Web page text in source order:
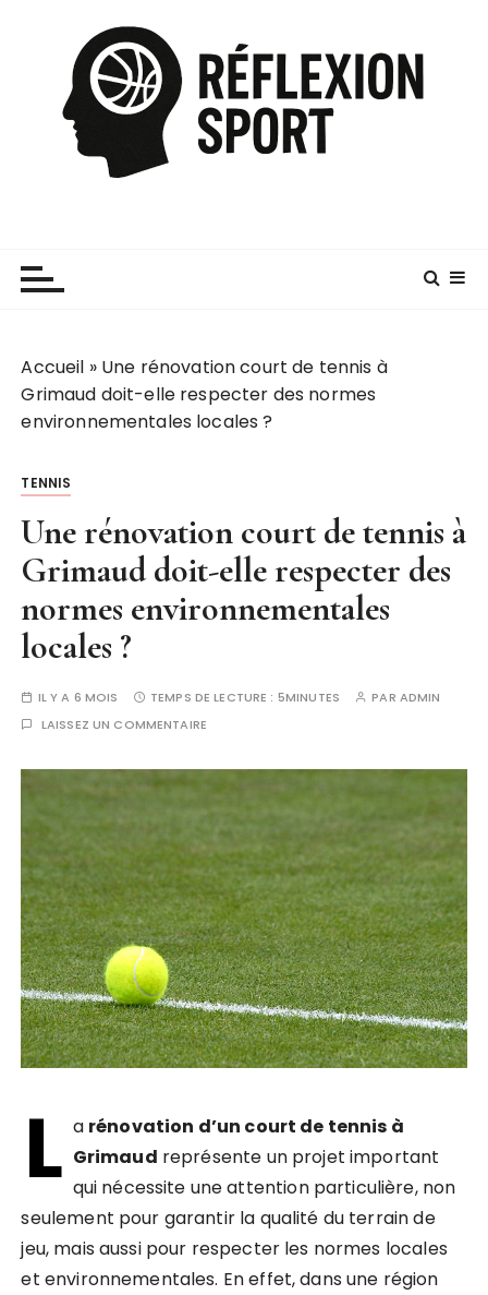
Accueil » Une rénovation court de tennis à
Grimaud doit-elle respecter des normes
environnementales locales ?
TENNIS
Une rénovation court de tennis à
Grimaud doit-elle respecter des
normes environnementales
locales ?
IL Y A 6 MOIS TEMPS DE LECTURE : 5MINUTES PAR ADMIN
LAISSEZ UN COMMENTAIRE
L a rénovation d’un court de tennis à
Grimaud représente un projet important
qui nécessite une attention particulière, non
seulement pour garantir la qualité du terrain de
jeu, mais aussi pour respecter les normes locales
et environnementales. En effet, dans une région